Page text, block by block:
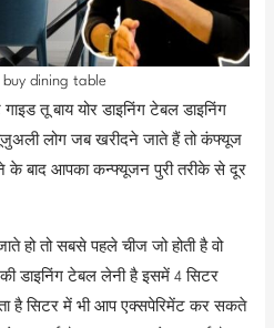
dining table
तू बाय योर डाइनिंग टेबल डाइनिंग
लोग जब खरीदने जाते हैं तो कंफ्यूज
के बाद आपका कन्फ्यूजन पुरी तरीके से दूर
हो तो सबसे पहले चीज जो होती है वो
डाइनिंग टेबल लेनी है इसमें 4 सिटर
है सिटर में भी आप एक्सपेरिमेंट कर सकते